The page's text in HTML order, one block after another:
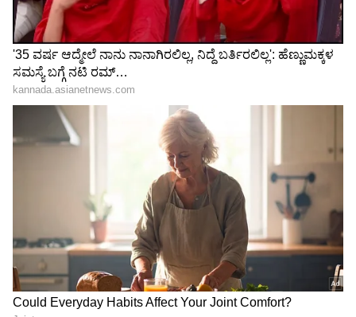
ಮೃತದೇಹದಲ್ಲಿದೆ ಹಲವು ಗಾಯದ ಗುರುತು
ಪೊಲೀಸರು ಮೃತದೇಹ ಪರಿಶೀಲನೆ ವೇಳೆ ಗಾಯದ ಗುರುತು
ಪತ್ತೆಯಾಗಿದೆ. ಹೀಗಾಗಿ ಇದು ಕೊಲೆ ಆಗಿರುವ ಅನುಮಾನವು
ವ್ಯಕ್ತವಾಗಿದೆ. ಮೃತದೇಹವನ್ನು ಮರಣೋತ್ತರ ಪರೀಕ್ಷೆಗೆ
ಕಳುಹಿಸಲಾಗಿದೆ. ಮೃತ ಅರ್ಜುನ್ ಸಿಂಗ್ ಪುತ್ರ ಅಭಿಮನ್ಯು
ದೂರು ದಾಖಲಿಸಿದ್ದಾರೆ. ಈ ದೂರಿನಲ್ಲಿ ತಂದೆ ಸಾವಿನ ಕುರಿತು